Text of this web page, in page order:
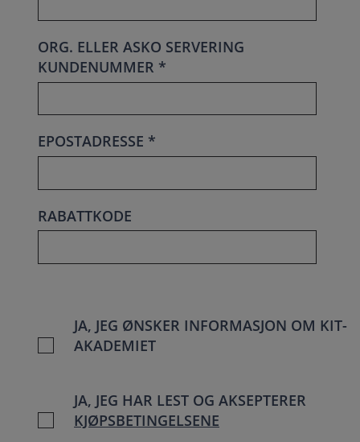
ORG. ELLER ASKO SERVERING
KUNDENUMMER *
EPOSTADRESSE *
RABATTKODE
JA, JEG ØNSKER INFORMASJON OM KIT-
AKADEMIET
JA, JEG HAR LEST OG AKSEPTERER
KJØPSBETINGELSENE